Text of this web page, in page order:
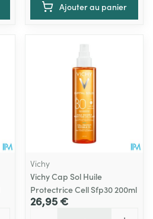
Ajouter au panier
Vichy
Vichy Cap Sol Huile
Protectrice Cell Sfp30 200ml
26,95 €